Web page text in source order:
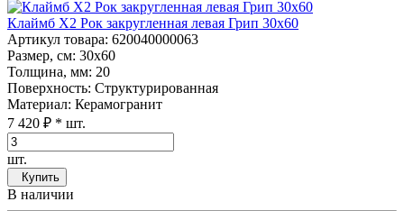
Клаймб Х2 Рок закругленная левая Грип 30x60
Артикул товара: 620040000063
Размер, см: 30x60
Толщина, мм: 20
Поверхность: Структурированная
Материал: Керамогранит
7 420 ₽ * шт.
шт.
Купить
В наличии